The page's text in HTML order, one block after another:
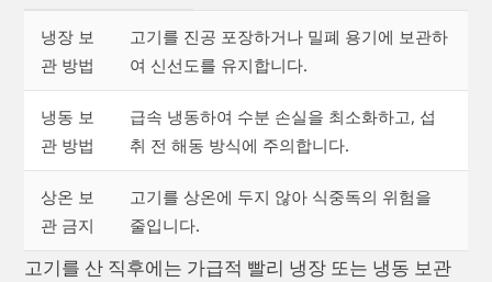
냉장 보
관 방법
고기를 진공 포장하거나 밀폐 용기에 보관하
여 신선도를 유지합니다.
냉동 보
관 방법
급속 냉동하여 수분 손실을 최소화하고, 섭
취 전 해동 방식에 주의합니다.
상온 보
관 금지
고기를 상온에 두지 않아 식중독의 위험을
줄입니다.
고기를 산 직후에는 가급적 빨리 냉장 또는 냉동 보관